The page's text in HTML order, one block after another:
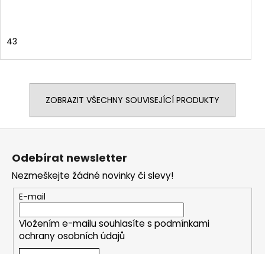
43
ZOBRAZIT VŠECHNY SOUVISEJÍCÍ PRODUKTY
Odebírat newsletter
Nezmeškejte žádné novinky či slevy!
E-mail
Vložením e-mailu souhlasíte s podmínkami
ochrany osobních údajů